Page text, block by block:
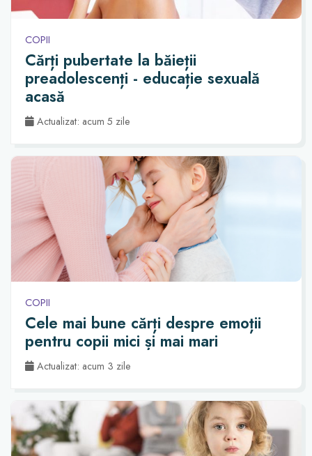
COPII
Cărți pubertate la băieții
preadolescenți - educație sexuală
acasă
Actualizat: acum 5 zile
COPII
Cele mai bune cărți despre emoții
pentru copii mici și mai mari
Actualizat: acum 3 zile